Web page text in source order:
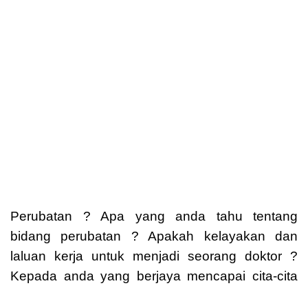
Perubatan ? Apa yang anda tahu tentang
bidang perubatan ? Apakah kelayakan dan
laluan kerja untuk menjadi seorang doktor ?
Kepada anda yang berjaya mencapai cita-cita